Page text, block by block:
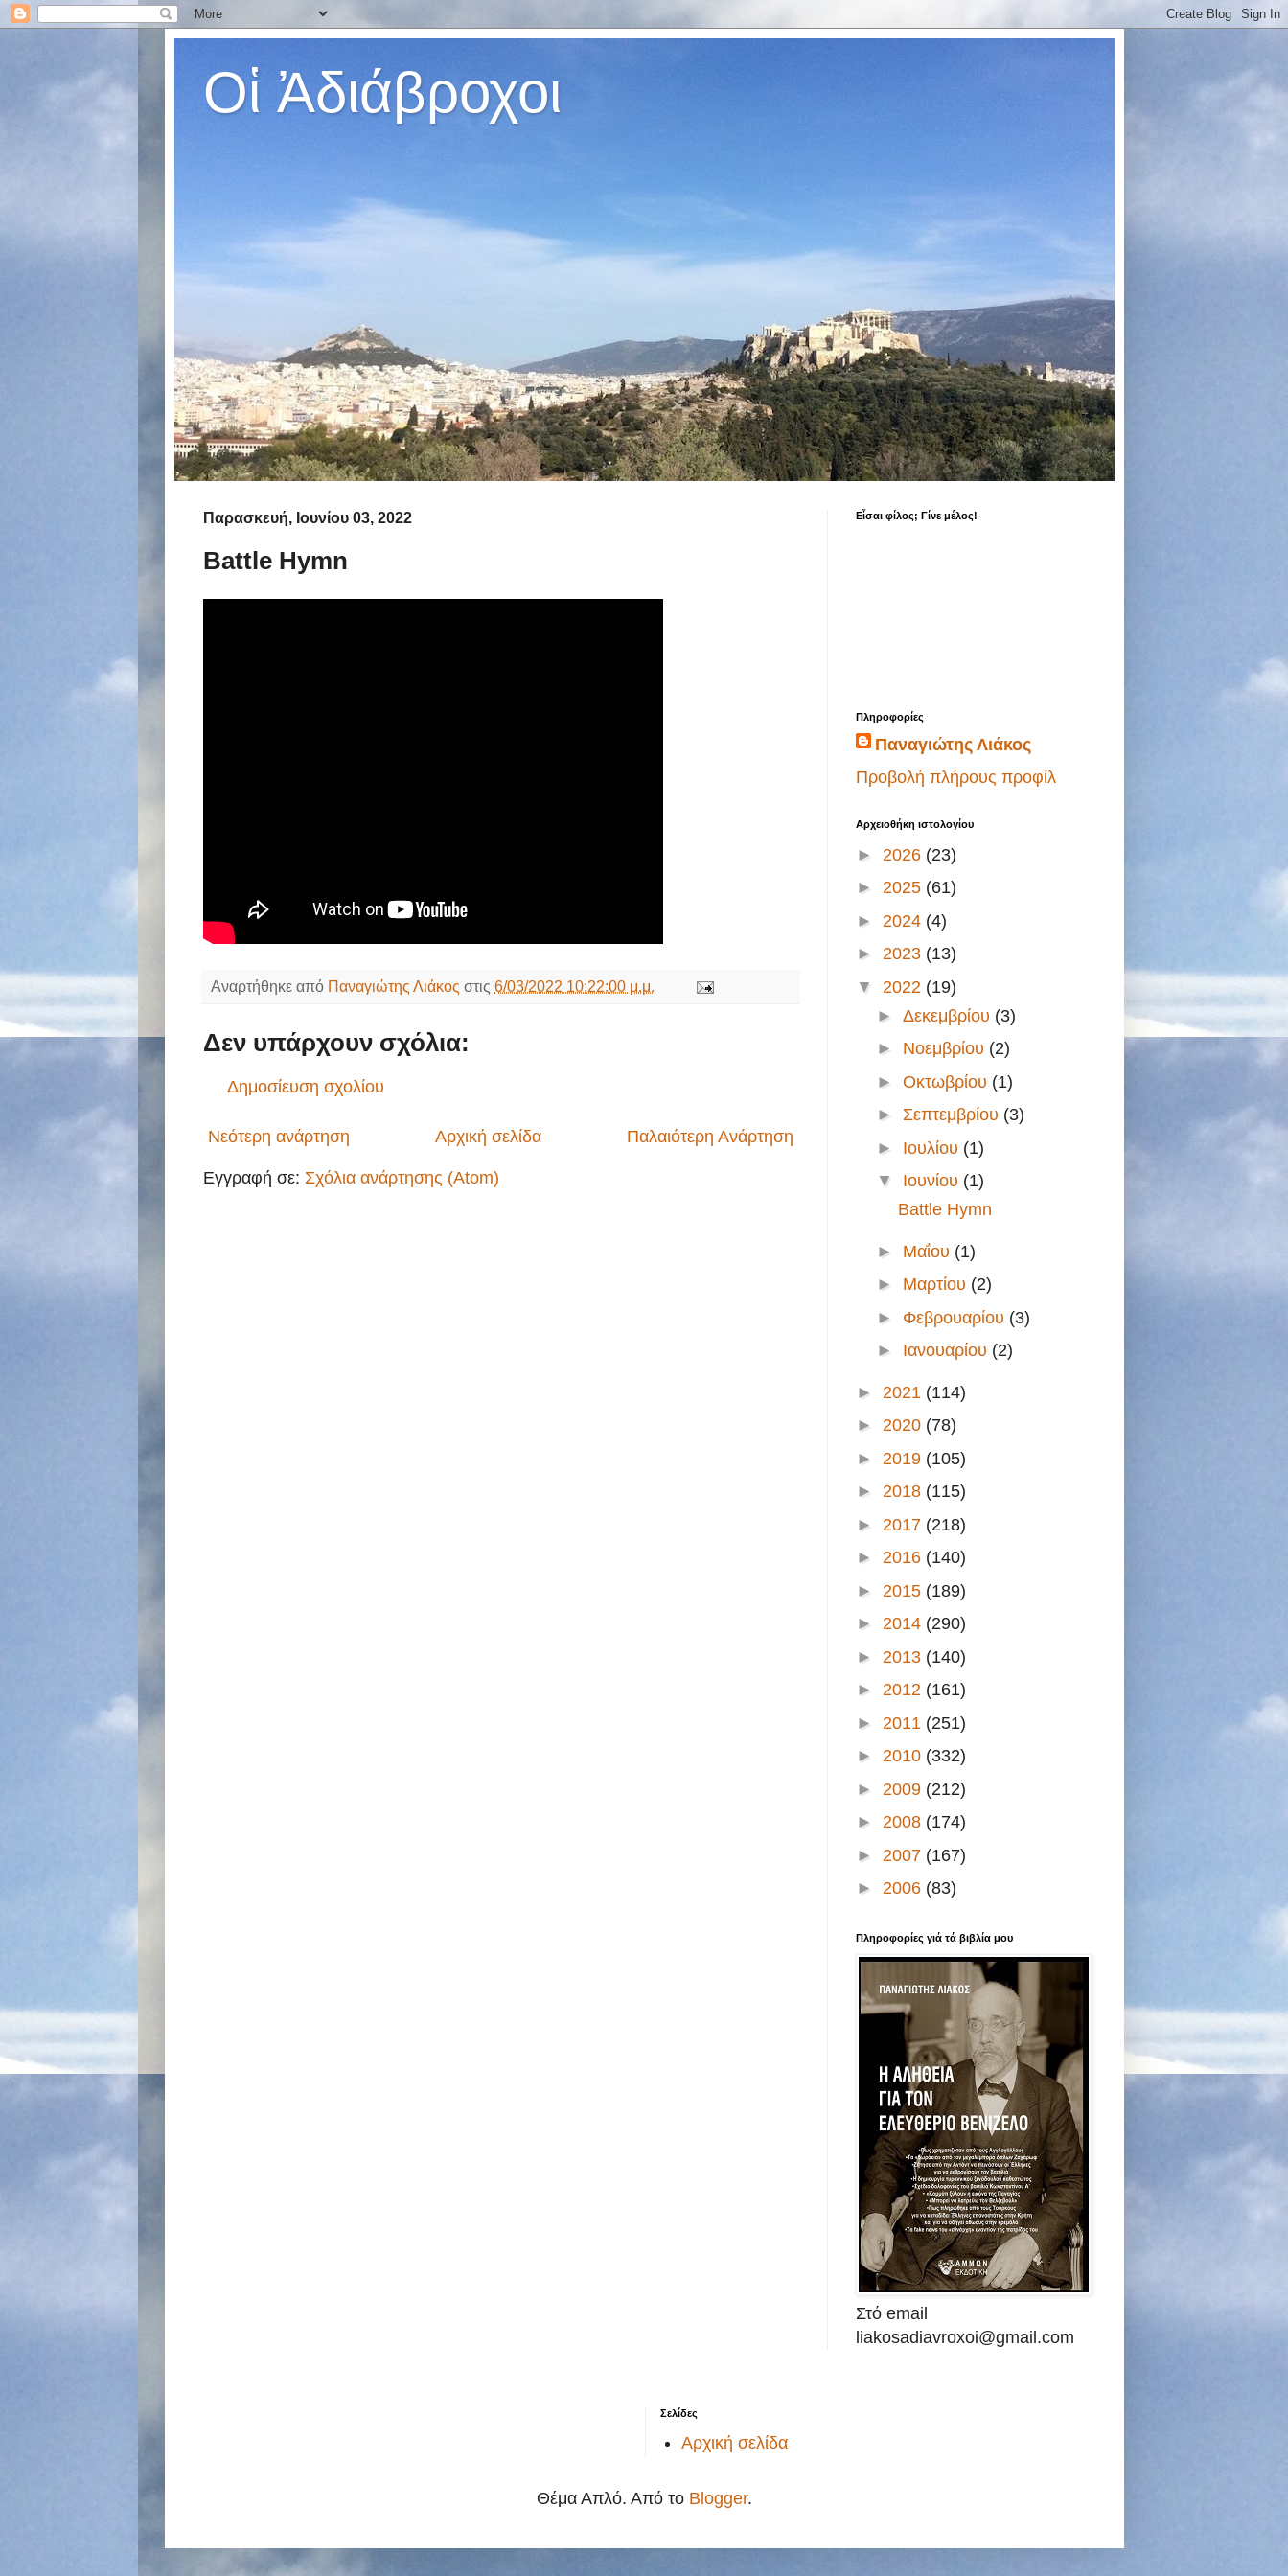
Οἱ Ἀδιάβροχοι
Παρασκευή, Ιουνίου 03, 2022
Battle Hymn
Αναρτήθηκε από Παναγιώτης Λιάκος στις 6/03/2022 10:22:00 μ.μ.
Δεν υπάρχουν σχόλια:
Δημοσίευση σχολίου
Νεότερη ανάρτηση Παλαιότερη Ανάρτηση
Αρχική σελίδα
Εγγραφή σε: Σχόλια ανάρτησης (Atom)
Εἶσαι φίλος; Γίνε μέλος!
Πληροφορίες
Παναγιώτης Λιάκος
Προβολή πλήρους προφίλ
Αρχειοθήκη ιστολογίου
► 2026 (23)
► 2025 (61)
► 2024 (4)
► 2023 (13)
▼ 2022 (19)
►Δεκεμβρίου (3)
► Νοεμβρίου (2)
►Οκτωβρίου (1)
► Σεπτεμβρίου (3)
► Ιουλίου (1)
▼ Ιουνίου (1)
Battle Hymn
► Μαΐου (1)
► Μαρτίου (2)
► Φεβρουαρίου (3)
► Ιανουαρίου (2)
► 2021 (114)
► 2020 (78)
► 2019 (105)
► 2018 (115)
► 2017 (218)
► 2016 (140)
► 2015 (189)
► 2014 (290)
► 2013 (140)
► 2012 (161)
► 2011 (251)
► 2010 (332)
► 2009 (212)
► 2008 (174)
► 2007 (167)
► 2006 (83)
Πληροφορίες γιά τά βιβλία μου
Στό email
liakosadiavroxoi@gmail.com
Σελίδες
Αρχική σελίδα
Θέμα Απλό. Από το Blogger.